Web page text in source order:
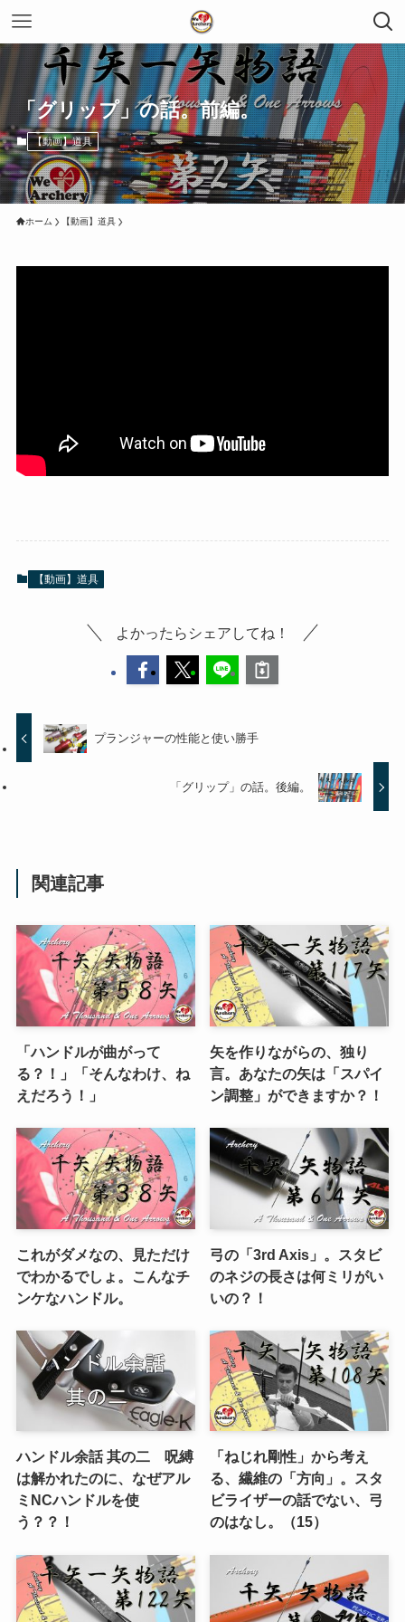
「グリップ」の話。前編。
【動画】道具
ホーム 【動画】道具
【動画】道具
よかったらシェアしてね！
プランジャーの性能と使い勝手
「グリップ」の話。後編。
関連記事
「ハンドルが曲がって
る？！」「そんなわけ、ね
えだろう！」
矢を作りながらの、独り
言。あなたの矢は「スパイ
ン調整」ができますか？！
これがダメなの、見ただけ
でわかるでしょ。こんなチ
ンケなハンドル。
弓の「3rd Axis」。スタビ
のネジの長さは何ミリがい
いの？！
ハンドル余話 其の二 呪縛
は解かれたのに、なぜアル
ミNCハンドルを使
う？？！
「ねじれ剛性」から考え
る、繊維の「方向」。スタ
ビライザーの話でない、弓
のはなし。（15）